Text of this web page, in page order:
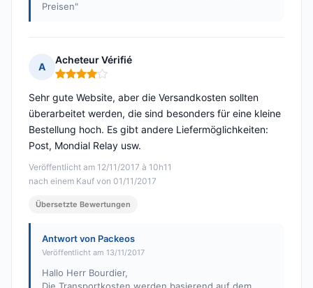
Preisen"
A
Acheteur Vérifié
Hinweis: 4 von 5
Veröffentlicht am 12/11/2017 à 10h11
nach einem Kauf von 01/11/2017
Sehr gute Website, aber die Versandkosten sollten
überarbeitet werden, die sind besonders für eine kleine
Bestellung hoch. Es gibt andere Liefermöglichkeiten:
Post, Mondial Relay usw.
Übersetzte Bewertungen
Antwort von Packeos
Veröffentlicht am 13/11/2017
Hallo Herr Bourdier,